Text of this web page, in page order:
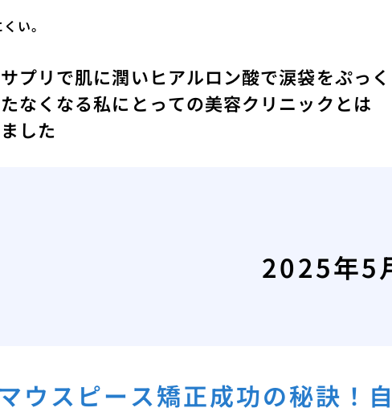
い。
プリで肌に潤いヒアルロン酸で涙袋をぷっ
なくなる私にとっての美容クリニックとは
した
2025年5
マウスピース矯正成功の秘訣！